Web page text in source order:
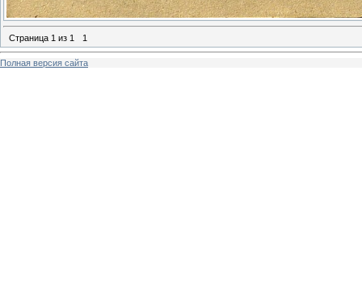
Страница 1 из 1 1
Полная версия сайта